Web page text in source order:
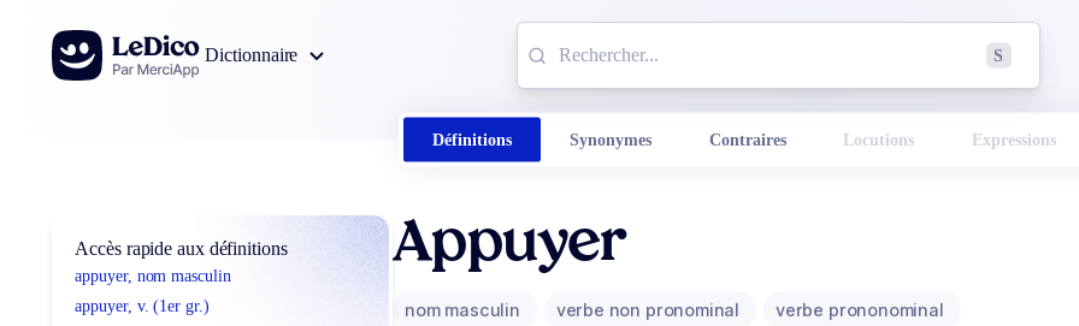
Aller au contenu
Dictionnaire
S
Définitions Synonymes Contraires Locutions Expressions
Accès rapide aux définitions
appuyer, nom masculin
appuyer, v. (1er gr.)
Appuyer
nom masculin verbe non pronominal verbe prononominal